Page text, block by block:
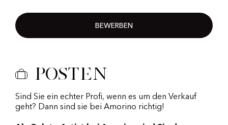
BEWERBEN
Posten
Sind Sie ein echter Profi, wenn es um den Verkauf
geht? Dann sind sie bei Amorino richtig!